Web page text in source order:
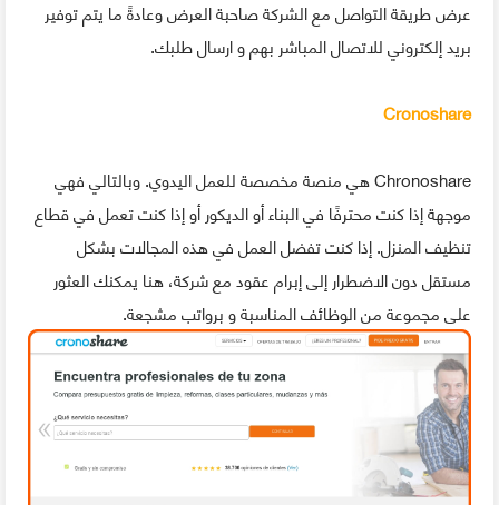
عرض طريقة التواصل مع الشركة صاحبة العرض وعادةً ما يتم توفير
بريد إلكتروني للاتصال المباشر بهم و ارسال طلبك.
Cronoshare
Chronoshare هي منصة مخصصة للعمل اليدوي. وبالتالي فهي
موجهة إذا كنت محترفًا في البناء أو الديكور أو إذا كنت تعمل في قطاع
تنظيف المنزل. إذا كنت تفضل العمل في هذه المجالات بشكل
مستقل دون الاضطرار إلى إبرام عقود مع شركة، هنا يمكنك العثور
على مجموعة من الوظائف المناسبة و برواتب مشجعة.